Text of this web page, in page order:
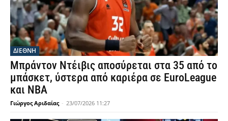
ΔΙΕΘΝΗ
Μπράντον Ντέιβις αποσύρεται στα 35 από το
μπάσκετ, ύστερα από καριέρα σε EuroLeague
και NBA
Γιώργος Αριδαίας - 23/07/2026 11:27